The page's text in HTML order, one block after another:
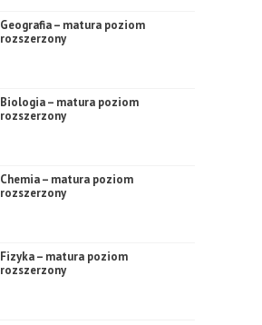
Geografia – matura poziom
rozszerzony
Biologia – matura poziom
rozszerzony
Chemia – matura poziom
rozszerzony
Fizyka – matura poziom
rozszerzony